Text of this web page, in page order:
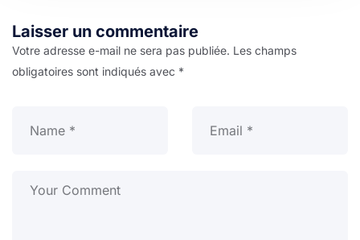
Laisser un commentaire
Votre adresse e-mail ne sera pas publiée. Les champs
obligatoires sont indiqués avec *